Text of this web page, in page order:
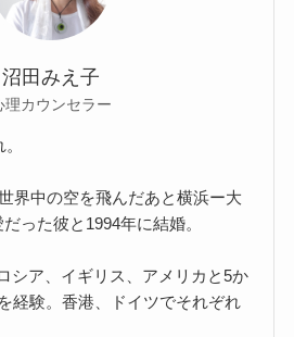
沼田みえ子
理カウンセラー
界中の空を飛んだあと横浜ー大
った彼と1994年に結婚。
シア、イギリス、アメリカと5か
経験。香港、ドイツでそれぞれ